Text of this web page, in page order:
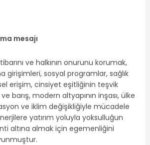
mesajı
ve halkının onurunu korumak,
girişimleri, sosyal programlar, sağlık
erişim, cinsiyet eşitliğinin teşvik
barış, modern altyapının inşası, ülke
ve iklim değişikliğiyle mücadele
yatırım yoluyla yoksulluğun
altına almak için egemenliğini